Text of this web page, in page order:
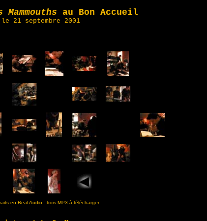
Mammouths au Bon Accueil
le 21 septembre 2001
en Real Audio - trois MP3 à télécharger